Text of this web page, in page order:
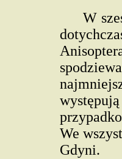
W
We
Gdyni.